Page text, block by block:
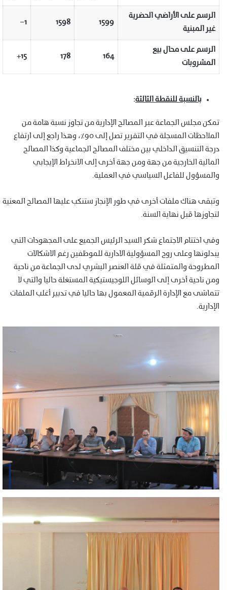
الرسم على الأراضي الحضرية
غير المبنية
1599
1598
1
–
الرسم على محال بيع
المشروبات
164
178
15
+
بالنسبة للنقطة الثالثة:
تمكن مجلس الجماعة عبر المصالح الإدارية من تجاوز نسبة هامة من
الملاحظات المسجلة في التقرير تصل إلى 90٪، وهذا راجع إلى ارتفاع
درجة التنسيق الداخلي بين مختلف المصالح الجماعية وكذا المصالح
المالية الخارجية من جهة ومن جهة أخرى إلى الانخراط الإيجابي
والمسؤول للفاعل السياسي في العملية.
وتبقى هناك ملفات أخرى في طور الإنجاز ستنكب عليها المصالح المعنية
لتجاوزها قبل نهاية السنة.
وفي اختتام الاجتماع شكر السيد الرئيس الجميع على المجهودات التي
يبدلونها وعلى روح المسؤولية الادارية للموظفين رغم الاشكالات
المطروحة والمتمثلة في قلة العنصر البشري لدى الجماعة من ناحية
ومن ناحية أخرى إلى الوسائل اللوجيستيكية المستغلة حاليا والتي لا
تتماشى مع الإدارة الرقمية المعمول بها حاليا في تدبير أغلب الملفات
الإدارية.